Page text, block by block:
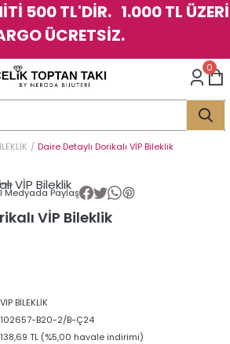
500 TL'DİR. 1.000 TL ÜZERİ
ÜCRETSİZ.
Dön
Dön
Dön
Dön
Dön
Dön
0
Daire Detaylı Dorikalı VİP Bileklik
Medyada Paylaş
VİP Bileklik
VIP BİLEKLİK
102657-B20-2/B-Ç24
138,69 TL (%5,00 havale indirimi)
Dön
Dön
Dön
Dön
Dön
Dön